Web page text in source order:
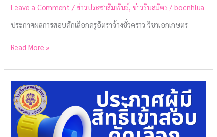
Leave a Comment /ข่าวประชาสัมพันธ์,ข่าวรับสมัคร /boonhlua
ประกาศผลการสอบคักเลือกครูอัตราจ้างชั่วคราว วิชาเอกเกษตร
Read More »
ประกาศ
ราย
ชื่อ